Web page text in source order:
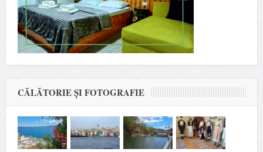
CĂLĂTORIE ȘI FOTOGRAFIE